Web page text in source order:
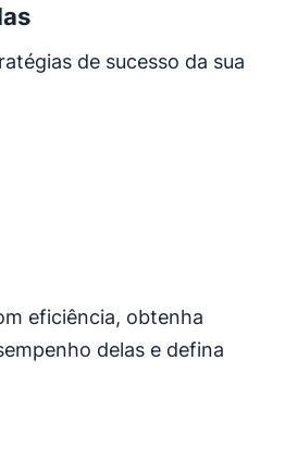
de sucesso da sua
eficiência, obtenha
delas e defina